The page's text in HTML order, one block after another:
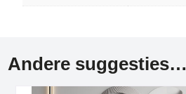
Andere suggesties…